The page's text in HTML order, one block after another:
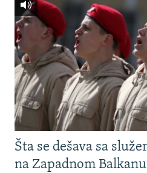
Šta se dešava sa
na Zapadnom